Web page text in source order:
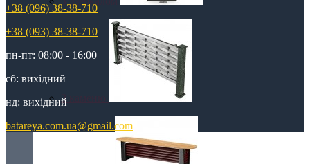
З каменю
+38 (096) 38-38-710
+38 (093) 38-38-710
пн-пт: 08:00 - 16:00
сб: вихідний
нд: вихідний
batareya.com.ua@gmail.com